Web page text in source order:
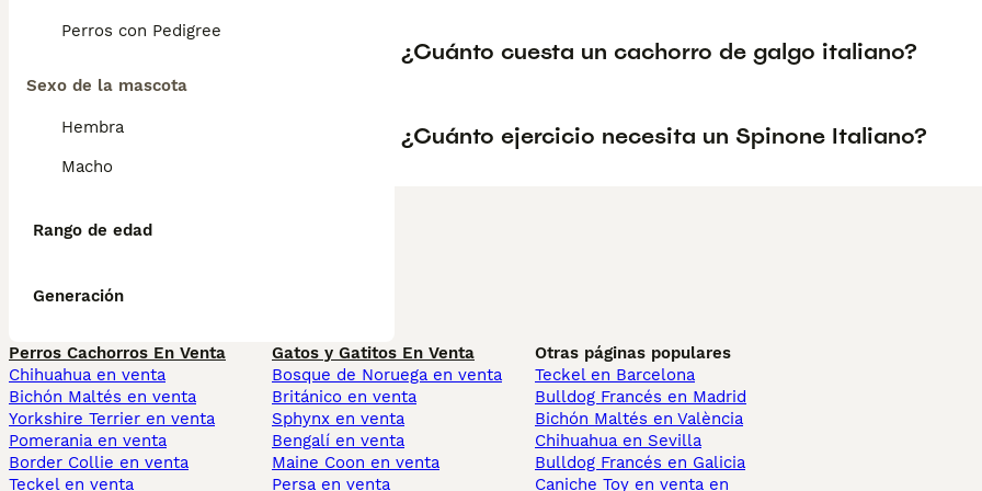
Perros con Pedigree
Sexo de la mascota
Hembra
Macho
Rango de edad
Generación
¿Cuánto cuesta un cachorro de galgo italiano?
¿Cuánto ejercicio necesita un Spinone Italiano?
Perros Cachorros En Venta
Chihuahua en venta
Bichón Maltés en venta
Yorkshire Terrier en venta
Pomerania en venta
Border Collie en venta
Teckel en venta
Gatos y Gatitos En Venta
Bosque de Noruega en venta
Británico en venta
Sphynx en venta
Bengalí en venta
Maine Coon en venta
Persa en venta
Otras páginas populares
Teckel en Barcelona
Bulldog Francés en Madrid
Bichón Maltés en València
Chihuahua en Sevilla
Bulldog Francés en Galicia
Caniche Toy en venta en